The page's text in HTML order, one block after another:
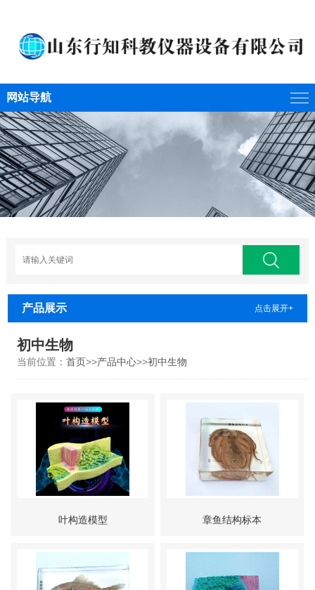
网站导航
产品展示 点击展开+
初中生物
当前位置： 首页>>产品中心>>初中生物
叶构造模型 章鱼结构标本